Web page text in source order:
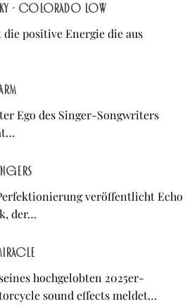
- Colorado Low
positive Energie die aus
Ego des Singer-Songwriters
veröffentlicht Echo
der…
hochgelobten 2025er-
sound effects meldet…